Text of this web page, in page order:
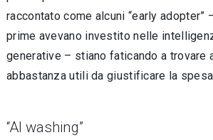
raccontato come alcuni “early adopter”
prime avevano investito nelle
generative – stiano faticando a trovare
abbastanza utili da giustificare la
“AI washing”